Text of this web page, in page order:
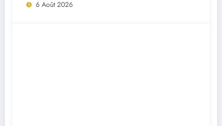
6 Août 2026